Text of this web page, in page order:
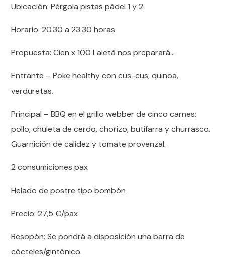
Ubicación: Pérgola pistas pàdel 1 y 2.
Horario: 20.30 a 23.30 horas
Propuesta: Cien x 100 Laietà nos preparará…
Entrante – Poke healthy con cus-cus, quinoa,
verduretas.
Principal – BBQ en el grillo webber de cinco carnes:
pollo, chuleta de cerdo, chorizo, butifarra y churrasco.
Guarnición de calidez y tomate provenzal.
2 consumiciones pax
Helado de postre tipo bombón
Precio: 27,5 €/pax
Resopón: Se pondrá a disposición una barra de
cócteles/gintónico.